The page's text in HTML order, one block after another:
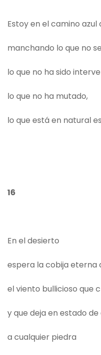
Estoy en el camino azul
manchando lo que no
lo que no ha sido
lo que no ha mutado,
lo que está en natural
16
En el desierto
espera la cobija eterna
el viento bullicioso que
y que deja en estado
a cualquier piedra